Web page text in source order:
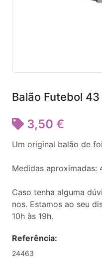
Balão Futebol 43
3,50 €
Um original balão de
Medidas aproximadas:
Caso tenha alguma
nos. Estamos ao seu
10h às 19h.
Referência:
24463